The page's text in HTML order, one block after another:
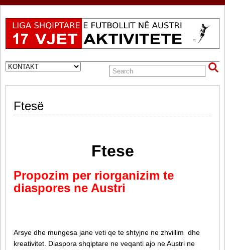
Ftesë
Ftese
Propozim per riorganizim te
diaspores ne Austri
Arsye dhe mungesa jane veti qe te shtyjne ne zhvillim dhe
kreativitet. Diaspora shqiptare ne veqanti ajo ne Austri ne